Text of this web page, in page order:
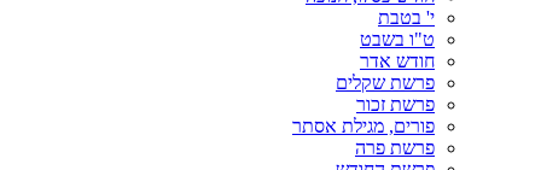
י' בטבת
ט"ו בשבט
חודש אדר
פרשת שקלים
פרשת זכור
פורים, מגילת אסתר
פרשת פרה